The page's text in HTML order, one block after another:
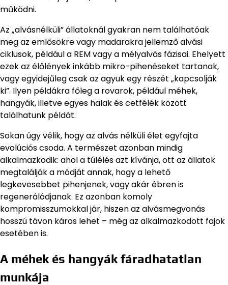
működni.
Az „alvásnélküli” állatoknál gyakran nem találhatóak
meg az emlősökre vagy madarakra jellemző alvási
ciklusok, például a REM vagy a mélyalvás fázisai. Ehelyett
ezek az élőlények inkább mikro-pihenéseket tartanak,
vagy egyidejűleg csak az agyuk egy részét „kapcsolják
ki”. Ilyen példákra főleg a rovarok, például méhek,
hangyák, illetve egyes halak és cetfélék között
találhatunk példát.
Sokan úgy vélik, hogy az alvás nélküli élet egyfajta
evolúciós csoda. A természet azonban mindig
alkalmazkodik: ahol a túlélés azt kívánja, ott az állatok
megtalálják a módját annak, hogy a lehető
legkevesebbet pihenjenek, vagy akár ébren is
regenerálódjanak. Ez azonban komoly
kompromisszumokkal jár, hiszen az alvásmegvonás
hosszú távon káros lehet – még az alkalmazkodott fajok
esetében is.
A méhek és hangyák fáradhatatlan
munkája